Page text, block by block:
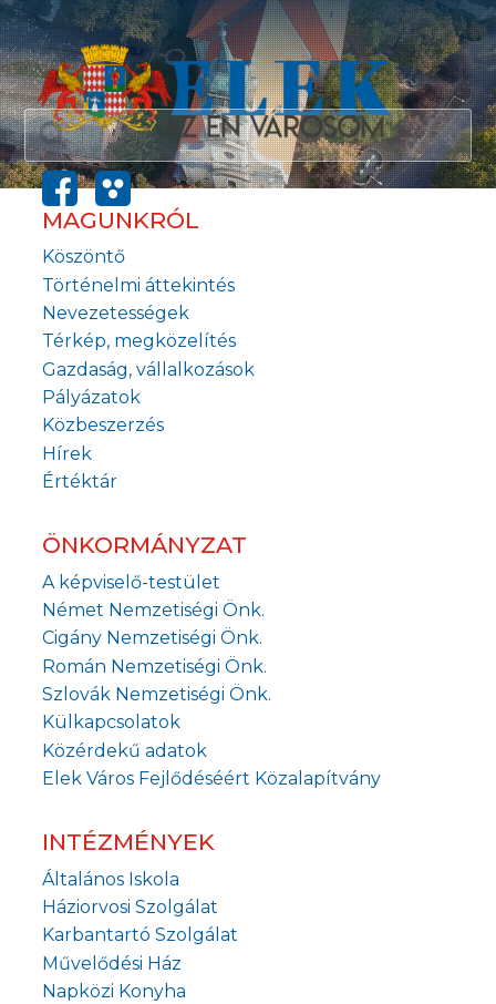
MAGUNKRÓL
Köszöntő
Történelmi áttekintés
Nevezetességek
Térkép, megközelítés
Gazdaság, vállalkozások
Pályázatok
Közbeszerzés
Hírek
Értéktár
ÖNKORMÁNYZAT
A képviselő-testület
Német Nemzetiségi Önk.
Cigány Nemzetiségi Önk.
Román Nemzetiségi Önk.
Szlovák Nemzetiségi Önk.
Külkapcsolatok
Közérdekű adatok
Elek Város Fejlődéséért Közalapítvány
INTÉZMÉNYEK
Általános Iskola
Háziorvosi Szolgálat
Karbantartó Szolgálat
Művelődési Ház
Napközi Konyha